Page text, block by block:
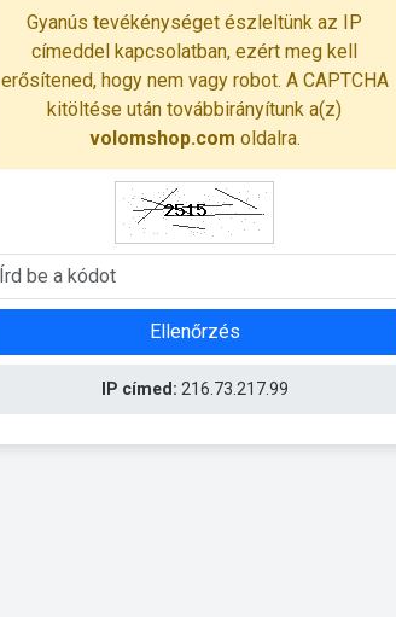
Gyanús tevékénységet észleltünk az IP
címeddel kapcsolatban, ezért meg kell
erősítened, hogy nem vagy robot. A CAPTCHA
kitöltése után továbbirányítunk a(z)
volomshop.com oldalra.
Ellenőrzés
IP címed: 216.73.217.99